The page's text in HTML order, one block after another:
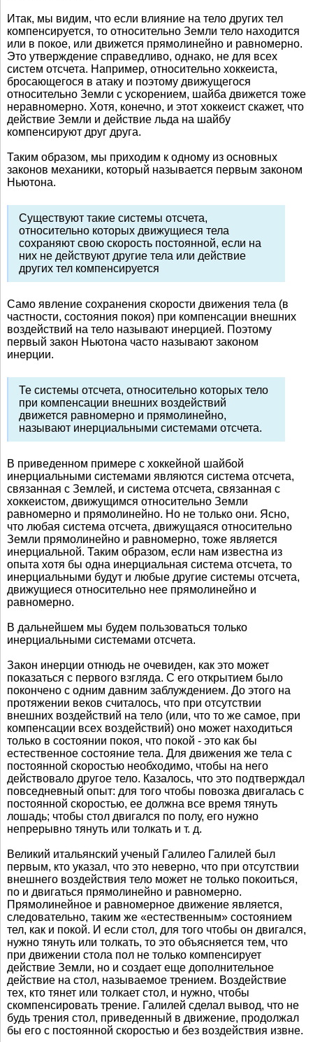
Итак, мы видим, что если влияние на тело других тел
компенсируется, то относительно Земли тело находится
или в покое, или движется прямолинейно и равномерно.
Это утверждение справедливо, однако, не для всех
систем отсчета. Например, относительно хоккеиста,
бросающегося в атаку и поэтому движущегося
относительно Земли с ускорением, шайба движется тоже
неравномерно. Хотя, конечно, и этот хоккеист скажет, что
действие Земли и действие льда на шайбу
компенсируют друг друга.
Таким образом, мы приходим к одному из основных
законов механики, который называется первым законом
Ньютона.
Существуют такие системы отсчета,
относительно которых движущиеся тела
сохраняют свою скорость постоянной, если на
них не действуют другие тела или действие
других тел компенсируется
Само явление сохранения скорости движения тела (в
частности, состояния покоя) при компенсации внешних
воздействий на тело называют инерцией. Поэтому
первый закон Ньютона часто называют законом
инерции.
Те системы отсчета, относительно которых тело
при компенсации внешних воздействий
движется равномерно и прямолинейно,
называют инерциальными системами отсчета.
В приведенном примере с хоккейной шайбой
инерциальными системами являются система отсчета,
связанная с Землей, и система отсчета, связанная с
хоккеистом, движущимся относительно Земли
равномерно и прямолинейно. Но не только они. Ясно,
что любая система отсчета, движущаяся относительно
Земли прямолинейно и равномерно, тоже является
инерциальной. Таким образом, если нам известна из
опыта хотя бы одна инерциальная система отсчета, то
инерциальными будут и любые другие системы отсчета,
движущиеся относительно нее прямолинейно и
равномерно.
В дальнейшем мы будем пользоваться только
инерциальными системами отсчета.
Закон инерции отнюдь не очевиден, как это может
показаться с первого взгляда. С его открытием было
покончено с одним давним заблуждением. До этого на
протяжении веков считалось, что при отсутствии
внешних воздействий на тело (или, что то же самое, при
компенсации всех воздействий) оно может находиться
только в состоянии покоя, что покой - это как бы
естественное состояние тела. Для движения же тела с
постоянной скоростью необходимо, чтобы на него
действовало другое тело. Казалось, что это подтверждал
повседневный опыт: для того чтобы повозка двигалась с
постоянной скоростью, ее должна все время тянуть
лошадь; чтобы стол двигался по полу, его нужно
непрерывно тянуть или толкать и т. д.
Великий итальянский ученый Галилео Галилей был
первым, кто указал, что это неверно, что при отсутствии
внешнего воздействия тело может не только покоиться,
по и двигаться прямолинейно и равномерно.
Прямолинейное и равномерное движение является,
следовательно, таким же «естественным» состоянием
тел, как и покой. И если стол, для того чтобы он двигался,
нужно тянуть или толкать, то это объясняется тем, что
при движении стола пол не только компенсирует
действие Земли, но и создает еще дополнительное
действие на стол, называемое трением. Воздействие
тех, кто тянет или толкает стол, и нужно, чтобы
скомпенсировать трение. Галилей сделал вывод, что не
будь трения стол, приведенный в движение, продолжал
бы его с постоянной скоростью и без воздействия извне.